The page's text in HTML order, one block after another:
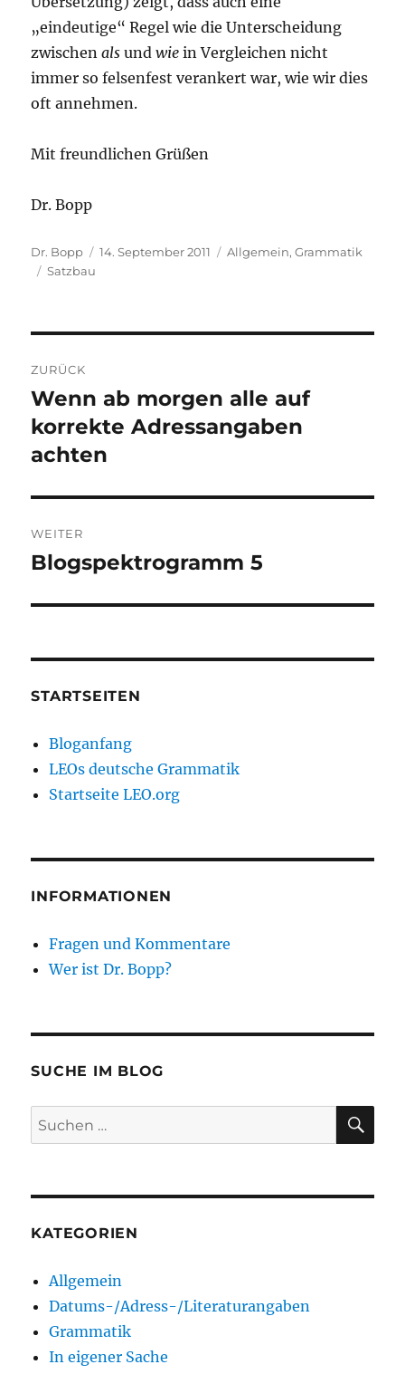
„eindeutige“ Regel wie die Unterscheidung
zwischenals undwie in Vergleichen nicht
immer so felsenfest verankert war, wie wir dies
oft annehmen.
Mit freundlichen Grüßen
Dr. Bopp
Autor
Dr. Bopp
Veröffentlicht
14. September 2011 Kategorien
Allgemein,Grammatik
Schlagwörter
Satzbau
ZURÜCK
Vorheriger
Beitrag:
Wenn ab morgen alle auf
korrekte Adressangaben
achten
WEITER
Nächster
Blogspektrogramm 5
STARTSEITEN
Bloganfang
LEOs deutsche Grammatik
Startseite LEO.org
INFORMATIONEN
Fragen und Kommentare
Wer ist Dr. Bopp?
SUCHE IM BLOG
Suchen
nach:
KATEGORIEN
Allgemein
Datums-/Adress-/Literaturangaben
Grammatik
In eigener Sache